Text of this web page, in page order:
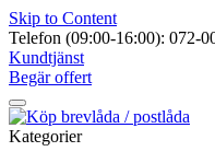
Skip to Content
Telefon (09:00-16:00): 072-
Kundtjänst
Begär offert
Kategorier